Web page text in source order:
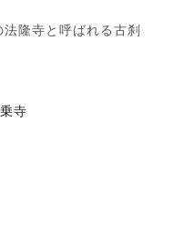
法隆寺と呼ばれる古刹
寺